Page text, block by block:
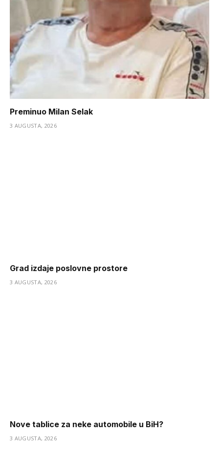
Preminuo Milan Selak
3 AUGUSTA, 2026
Grad izdaje poslovne prostore
3 AUGUSTA, 2026
Nove tablice za neke automobile u BiH?
3 AUGUSTA, 2026